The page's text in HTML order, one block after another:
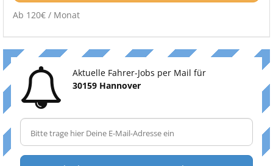
Ab 120€ / Monat
Aktuelle Fahrer-Jobs per Mail für
30159 Hannover